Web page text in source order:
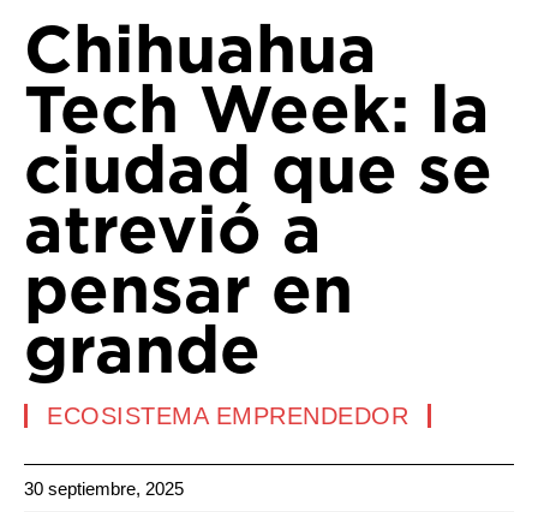
Chihuahua
Tech Week: la
ciudad que se
atrevió a
pensar en
grande
ECOSISTEMA EMPRENDEDOR
30 septiembre, 2025